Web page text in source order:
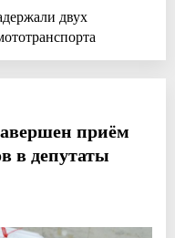
двух
приём
в депутаты